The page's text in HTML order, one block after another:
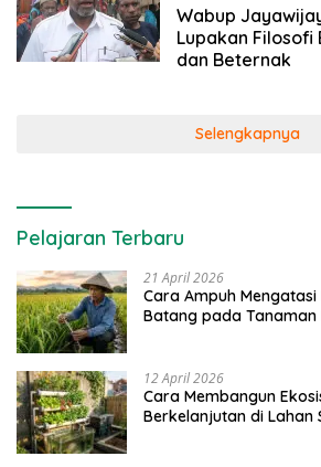
22 April 2021
Wabup
Lupakan Filosofi
dan Beternak
Selengkapnya
Pelajaran Terbaru
21 April 2026
Cara Ampuh
Batang pada Tanaman
12 April 2026
Cara Membangun
Berkelanjutan di Lahan